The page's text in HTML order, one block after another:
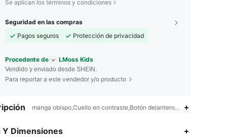
Se aplican los términos y condiciones
Seguridad en las compras
Pagos seguros
Protección de privacidad
Procedente de LMoss Kids
Vendido y enviado desde SHEIN.
Para reportar a este vendedor y/o producto
manga obispo,Cuello en contraste,Botón delantero,Básico,Casual
Y Dimensiones